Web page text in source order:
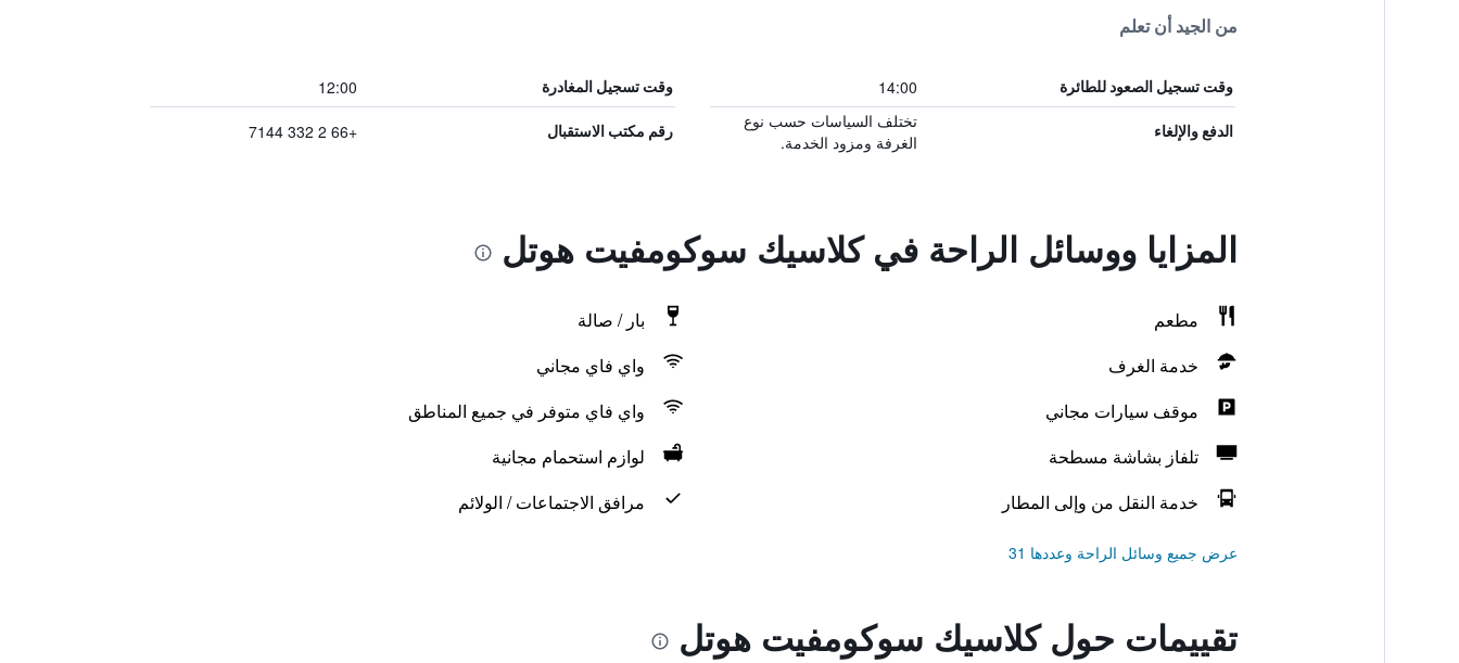
من الجيد أن تعلم
وقت تسجيل الصعود للطائرة 14:00 وقت تسجيل المغادرة 12:00
الدفع والإلغاء
تختلف السياسات حسب نوع
الغرفة ومزود الخدمة.
رقم مكتب الاستقبال +66 2 332 7144
المزايا ووسائل الراحة في كلاسيك سوكومفيت هوتل
مطعم
بار / صالة
خدمة الغرف
واي فاي مجاني
موقف سيارات مجاني
واي فاي متوفر في جميع المناطق
تلفاز بشاشة مسطحة
لوازم استحمام مجانية
خدمة النقل من وإلى المطار
مرافق الاجتماعات / الولائم
عرض جميع وسائل الراحة وعددها 31
تقييمات حول كلاسيك سوكومفيت هوتل